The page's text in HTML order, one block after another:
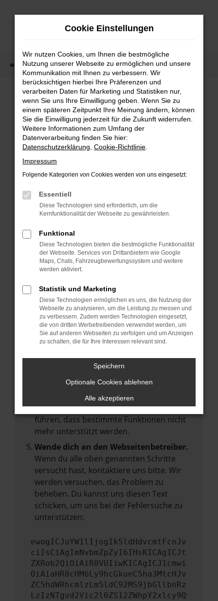
Zum
Startseite Fahrzeugangebote Fahrzeugmarkt
Fahrzeugmarkt
Fehler: Network Error
Beim Laden ist ein Fehler aufgetreten.
Hier sind ein paar Tipps, die dir helfen können:
Überprüfe deine Firewall und deine
Internetverbindung.
deine Suchmaschine?
Prüfe deine Browsererweiterungen.
Manche Erweiterungen, wie Werbeblocker,
können das Laden bestimmter Seiten
anderen Browser oder in einem privaten
Fenster?
Starte dein Gerät neu.
Das kann manchmal helfen,
vorübergehende Probleme zu beheben.
Stelle sicher, dass dein Browser und dein
Betriebssystem auf dem neuesten Stand
Veraltete Software birgt nicht nur ein
Sicherheitsrisiko, sondern kann auch dazu
führen, dass bestimmte Funktionen nicht
mehr unterstützt werden.
Wende dich an den Webseitenbetreiber.
Wenn du alle oben genannten Schritte
versucht hast, kontaktiere uns bitte. Wir
werden versuchen, das Problem zu
beheben. Du kannst uns diesen Text
schicken, um uns bei der Fehlersuche zu
unterstützen:
ewogICJuYW1lIjogIk5ldHdvcmtFcnJv
ciIsCiAgImNvbmZpZyI6IHsKICAgICJt
ZXRob2QiOiAiR0VUIiwKICAgICJ1cmwi
OiAiaHR0cHM6Ly9hcGkueC5ha3MtcHJv
ZC5hdWRhcmlzLm5ldC92MS9jbGllbnRz
LzIzNTgvd2Vic2l0ZS12ZWhpY2xlcy9Q
Cookie Einstellungen
Wir nutzen Cookies, um Ihnen die bestmögliche
Nutzung unserer Webseite zu ermöglichen und unsere
Kommunikation mit Ihnen zu verbessern. Wir
berücksichtigen hierbei Ihre Präferenzen und
verarbeiten Daten für Marketing und Statistiken nur,
wenn Sie uns Ihre Einwilligung geben. Wenn Sie zu
einem späteren Zeitpunkt Ihre Meinung ändern, können
Sie die Einwilligung jederzeit für die Zukunft widerrufen.
Weitere Informationen zum Umfang der
Datenverarbeitung finden Sie hier:
Datenschutzerklärung Cookie-Richtlinie
Impressum
Folgende Kategorien von Cookies werden von uns eingesetzt:
Essentiell
Diese Technologien sind erforderlich, um die
Kernfunktionalität der Webseite zu gewährleisten.
Funktional
Diese Technologien bieten die bestmögliche Funktionalität
der Webseite. Services von Drittanbietern wie Google
Maps, Chats, Fahrzeugbewertungssystem und weitere
werden aktiviert.
Statistik und Marketing
Diese Technologien ermöglichen es uns, die Nutzung der
Webseite zu analysieren, um die Leistung zu messen und
zu verbessern. Zudem werden Technologien eingesetzt,
die von dritten Werbetreibenden verwendet werden, um
Sie auf anderen Webseiten zu verfolgen und um Anzeigen
zu schalten, die für Ihre Interessen relevant sind.
Speichern
Optionale Cookies ablehnen
Alle akzeptieren